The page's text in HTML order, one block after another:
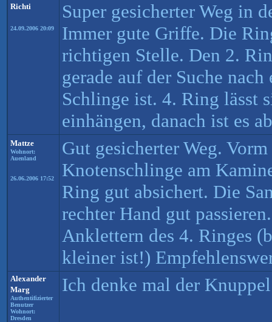
Richti
24.09.2006 20:09
Super gesicherter Weg in
Immer gute Griffe. Die
richtigen Stelle. Den 2.
gerade auf der Suche
Schlinge ist. 4. Ring lässt
einhängen, danach ist es
Mattze
Wohnort:
Auenland
26.06.2006 17:52
Gut gesicherter Weg.
Knotenschlinge am
Ring gut absichert. Die
rechter Hand gut
Anklettern des 4. Ringes
kleiner ist!)
Alexander
Marg
Authentifizierter
Benutzer
Wohnort:
Dresden
Ich denke mal der